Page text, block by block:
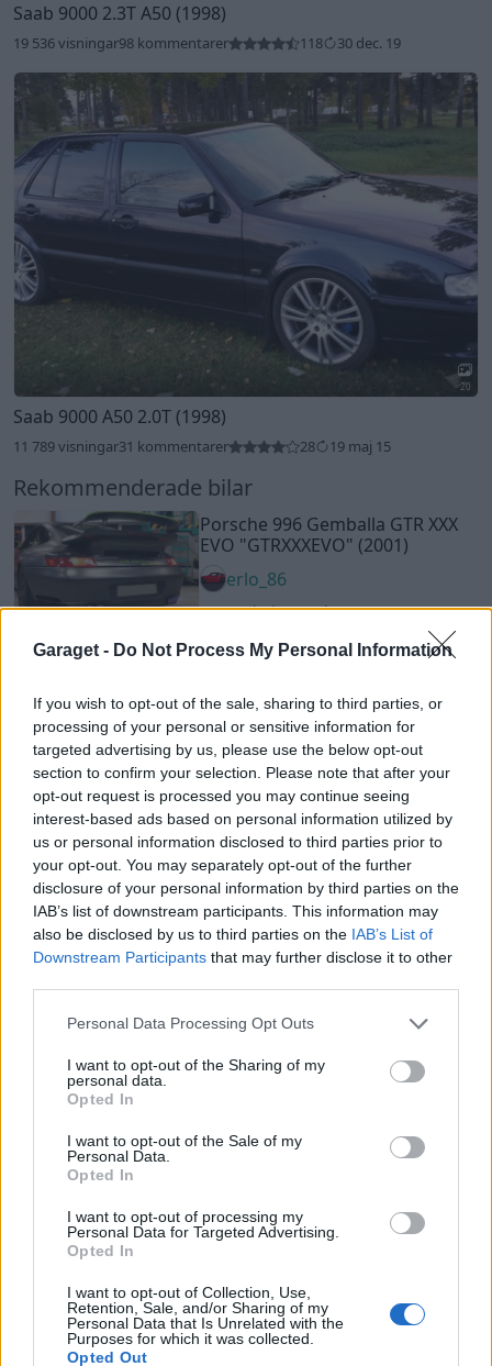
Garaget - Do Not Process My Personal Information
If you wish to opt-out of the sale, sharing to third parties, or
processing of your personal or sensitive information for
targeted advertising by us, please use the below opt-out
section to confirm your selection. Please note that after your
opt-out request is processed you may continue seeing
interest-based ads based on personal information utilized by
us or personal information disclosed to third parties prior to
your opt-out. You may separately opt-out of the further
disclosure of your personal information by third parties on the
IAB’s list of downstream participants. This information may
also be disclosed by us to third parties on the IAB’s List of
Downstream Participants that may further disclose it to other
Personal Data Processing Opt Outs
I want to opt-out of the Sharing of my
personal data.
Opted In
I want to opt-out of the Sale of my
Personal Data.
Opted In
I want to opt-out of processing my
Personal Data for Targeted Advertising.
Opted In
I want to opt-out of Collection, Use,
Retention, Sale, and/or Sharing of my
Personal Data that Is Unrelated with the
Purposes for which it was collected.
Opted Out
Saab 9000 2.3T A50 (1998)
19 536 visningar98 kommentarer 118 30 dec. 19
20
Saab 9000 A50 2.0T (1998)
11 789 visningar31 kommentarer 28 19 maj 15
Rekommenderade bilar
Porsche 996 Gemballa GTR XXX
EVO "GTRXXXEVO" (2001)
erlo_86
20 487 visningar27 kommentarer
13
(2005)
yngwie
59 697 visningar547 kommentarer
809
1 juni 14
20
Nissan 200sx s13"Alexiz"(1992)
_Lady_
52 139 visningar 561 kommentarer
543
3 april 15
Mazda MX-5
10
17 maj 24
20 27
grindbergmotorsport
(1999)
Mysko_86